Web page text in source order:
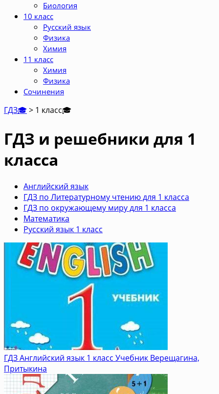
Биология
10 класс
Русский язык
Физика
Химия
11 класс
Химия
Физика
Сочинения
ГДЗ🎓> 1 класс🎓
ГДЗ и решебники для 1
класса
Английский язык
ГДЗ по Литературному чтению для 1 класса
ГДЗ по окружающему миру для 1 класса
Математика
Русский язык 1 класс
ГДЗ Английский язык 1 класс Учебник Верещагина,
Притыкина